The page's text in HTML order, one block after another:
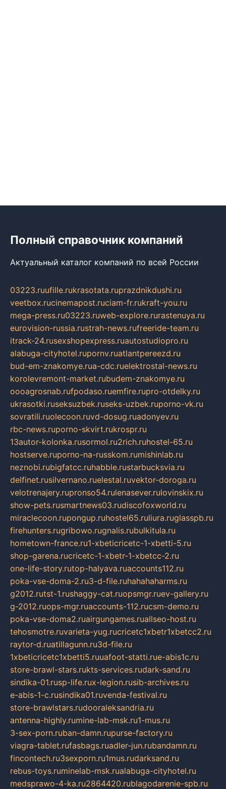
Полный справочник компаний
Актуальный каталог компаний по всей России
03223.ruufille.rukrasotata.ruprazdnikdushi.ru
veetbox.rucinemapost.ruciam-fr.rukraft-you.ru
mega-press.ru03223.ruweb-explore.rurastenuya.ru
eurovision-russia.rustrah-news.rufreeride-team.ru
itrack-24.rusexshopexpress.ruautostudiopro.ru
alabuga-cityhotel.rupornv.ruatlantpereezd.ru
bud-em-znakomye.rua-cdc.ruelektrostal-news.ru
korolevremont-market.rubudem-znakomye.ru
oooagrosnab.rufpodaso.ruemfire.rupro-otdelky.ru
ukrasotki.ruseksuzbek.ruseks-uzbek.ruporno-vk.ru
sovratili.ruolecoon.ruvd-dosug.ruadonyev.ru
rbc-news.ruporno-skvirt.rukrospr.ru
13autor-kolonka.rusormol.ru2rich.ruhostel-65.ru
hostserve.ruporno-na-russkom.rumishinlab.ru
neznobi.rubigfatcc.ruhabble.rustarbucksvia.ru
delfinet.rusilvernano.ruelestal.ruvektor-doroga.ru
velotrenajery.rupronso54.rulenasever.rulovinskix.ru
show-pets.rusmartnews03.rudiscofoxworld.ru
miraclecoon.rupongup.ruhostel65.ruliura.ruglasspb.ru
firehunters.rugribowo.rugnalis.rubulkitula.ru
hometown-france.ru1-xbeticricetc-1-xbetti-5.ru
shop-garena.rucricetc-1-xbetr-1-xbetcc-2.ru
one-life-story.rutop-halyava.ruaccounts112.ru
poka-vse-doma-2.ru3-d-file.ruhahahaharms.ru
g2012.rutst-1.rushaggy-cat.ruopsmgr.ruev-gallery.ru
g-2012.ruops-mgr.ruaccounts-112.rucsm-demo.ru
poka-vse-doma2.ruairgungames.ruallseo-host.ru
tehosmotre.ruvarieta-yug.rucricetc1xbetr1xbetcc2.ru
raytor-d.ruatillagunn.ru3d-file.ru
1xbeticricetc1xbetti5.ruuafoot-statti.rue-abis1c.ru
store-brawl-stars.rukts-services.rudark-sand.ru
sindika-01.rusp-life.rux-legion.rusib-archives.ru
e-abis-1-c.rusindika01.ruvenda-festival.ru
store-brawlstars.rudooraleksandria.ru
antenna-highly.rumine-lab-msk.ru1-mus.ru
3-sex-porn.ruban-damn.rupurse-factory.ru
viagra-tablet.rufasbags.ruadler-jun.rubandamn.ru
fincontech.ru3sexporn.ru1mus.rudarksand.ru
rebus-toys.ruminelab-msk.rualabuga-cityhotel.ru
medsprawo-4-ka.ru2864420.rublagodarenie-spb.ru